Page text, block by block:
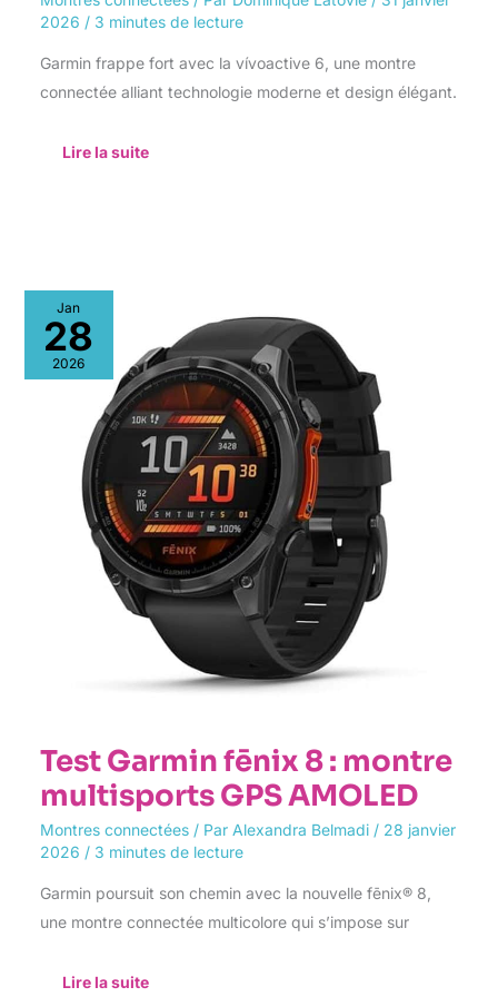
2026 / 3 minutes de lecture
Garmin frappe fort avec la vívoactive 6, une montre
connectée alliant technologie moderne et design élégant.
Lire la suite
Jan
28
2026
Test Garmin fēnix 8 : montre
multisports GPS AMOLED
Montres connectées/ Par Alexandra Belmadi / 28 janvier
2026 / 3 minutes de lecture
Garmin poursuit son chemin avec la nouvelle fēnix® 8,
une montre connectée multicolore qui s’impose sur
Test
Garmin
fēnix
8
:
montre
multisports
GPS
AMOLED
Lire la suite